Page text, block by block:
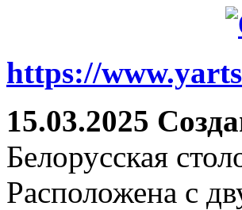
https://
15.03.2025
Белорусская
Расположена с